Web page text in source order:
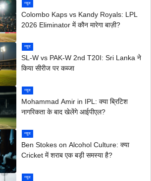
न्यूज
Colombo Kaps vs Kandy Royals: LPL
2026 Eliminator में कौन मारेगा बाज़ी?
न्यूज
SL-W vs PAK-W 2nd T20I: Sri Lanka ने
किया सीरीज पर कब्जा
न्यूज
Mohammad Amir in IPL: क्या ब्रिटिश
नागरिकता के बाद खेलेंगे आईपीएल?
न्यूज
Ben Stokes on Alcohol Culture: क्या
Cricket में शराब एक बड़ी समस्या है?
न्यूज